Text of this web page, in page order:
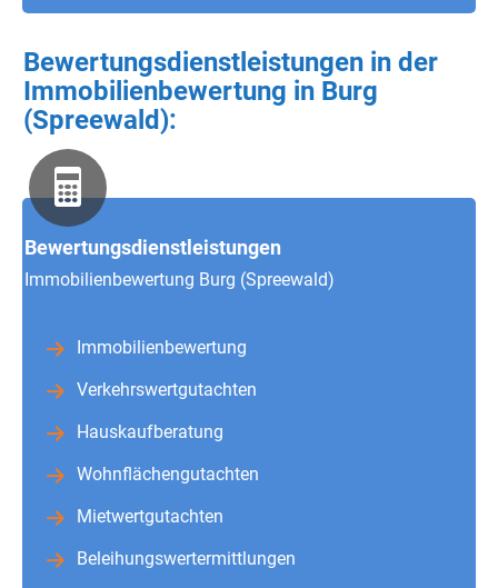
Bewertungsdienstleistungen in der
Immobilienbewertung in Burg
(Spreewald):
Bewertungsdienstleistungen
Immobilienbewertung Burg (Spreewald)
Immobilienbewertung
Verkehrswertgutachten
Hauskaufberatung
Wohnflächengutachten
Mietwertgutachten
Beleihungswertermittlungen